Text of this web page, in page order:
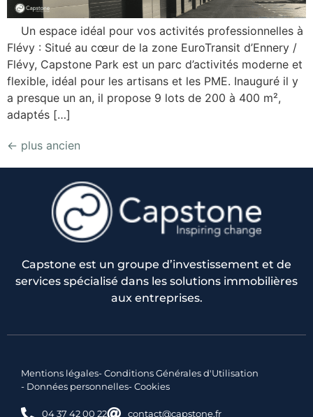
Un espace idéal pour vos activités professionnelles à
Flévy : Situé au cœur de la zone EuroTransit d’Ennery /
Flévy, Capstone Park est un parc d’activités moderne et
flexible, idéal pour les artisans et les PME. Inauguré il y
a presque un an, il propose 9 lots de 200 à 400 m²,
adaptés […]
← plus ancien
Capstone est un groupe d’investissement et de
services spécialisé dans les solutions immobilières
aux entreprises.
Mentions légales- Conditions Générales d'Utilisation
- Données personnelles- Cookies
04 37 42 00 22 contact@capstone.fr